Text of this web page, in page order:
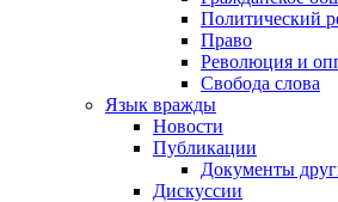
Политический
Право
Революция и
Свобода слова
Язык вражды
Новости
Публикации
Документы
Дискуссии